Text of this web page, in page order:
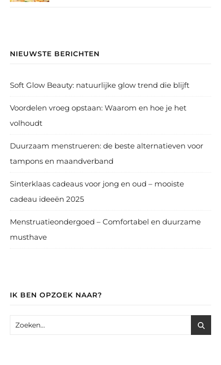
NIEUWSTE BERICHTEN
Soft Glow Beauty: natuurlijke glow trend die blijft
Voordelen vroeg opstaan: Waarom en hoe je het
volhoudt
Duurzaam menstrueren: de beste alternatieven voor
tampons en maandverband
Sinterklaas cadeaus voor jong en oud – mooiste
cadeau ideeën 2025
Menstruatieondergoed – Comfortabel en duurzame
musthave
IK BEN OPZOEK NAAR?